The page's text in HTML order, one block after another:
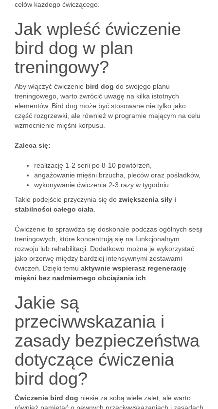
celów każdego ćwiczącego.
Jak wpleść ćwiczenie
bird dog w plan
treningowy?
Aby włączyć ćwiczenie bird dog do swojego planu
treningowego, warto zwrócić uwagę na kilka istotnych
elementów. Bird dog może być stosowane nie tylko jako
część rozgrzewki, ale również w programie mającym na celu
wzmocnienie mięśni korpusu.
Zaleca się:
realizację 1-2 serii po 8-10 powtórzeń,
angażowanie mięśni brzucha, pleców oraz pośladków,
wykonywanie ćwiczenia 2-3 razy w tygodniu.
Takie podejście przyczynia się do zwiększenia siły i
stabilności całego ciała
Ćwiczenie to sprawdza się doskonale podczas ogólnych sesji
treningowych, które koncentrują się na funkcjonalnym
rozwoju lub rehabilitacji. Dodatkowo można je wykorzystać
jako przerwę między bardziej intensywnymi zestawami
ćwiczeń. Dzięki temu aktywnie wspierasz regenerację
mięśni bez nadmiernego obciążania ich
Jakie są
przeciwwskazania i
zasady bezpieczeństwa
dotyczące ćwiczenia
bird dog?
Ćwiczenie bird dog niesie za sobą wiele zalet, ale warto